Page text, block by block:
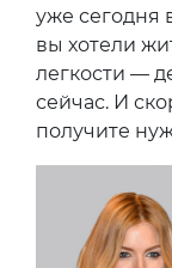
уже сегодня
вы хотели
легкости —
сейчас. И
получите